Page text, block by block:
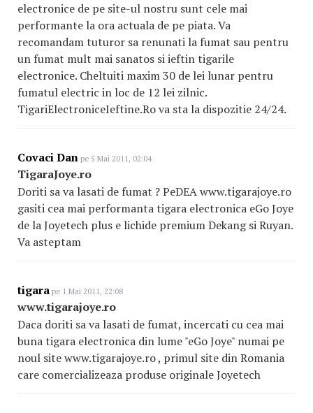
electronice de pe site-ul nostru sunt cele mai
performante la ora actuala de pe piata. Va
recomandam tuturor sa renunati la fumat sau pentru
un fumat mult mai sanatos si ieftin tigarile
electronice. Cheltuiti maxim 30 de lei lunar pentru
fumatul electric in loc de 12 lei zilnic.
TigariElectroniceIeftine.Ro va sta la dispozitie 24/24.
Covaci Dan pe 5 Mai 2011, 02:04
TigaraJoye.ro
Doriti sa va lasati de fumat ? PeDEA www.tigarajoye.ro
gasiti cea mai performanta tigara electronica eGo Joye
de la Joyetech plus e lichide premium Dekang si Ruyan.
Va asteptam
tigara pe 1 Mai 2011, 22:08
www.tigarajoye.ro
Daca doriti sa va lasati de fumat, incercati cu cea mai
buna tigara electronica din lume "eGo Joye" numai pe
noul site www.tigarajoye.ro , primul site din Romania
care comercializeaza produse originale Joyetech